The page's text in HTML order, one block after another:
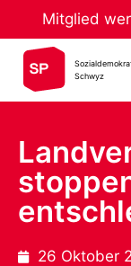
Mitglied
Schwyz
26 Oktober